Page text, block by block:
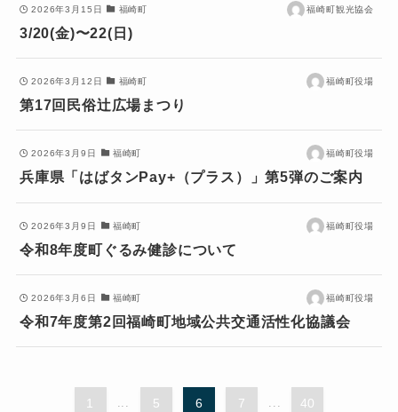
2026年3月15日 福崎町 福崎町観光協会
3/20(金)〜22(日)
2026年3月12日 福崎町 福崎町役場
第17回民俗辻広場まつり
2026年3月9日 福崎町 福崎町役場
兵庫県「はばタンPay+（プラス）」第5弾のご案内
2026年3月9日 福崎町 福崎町役場
令和8年度町ぐるみ健診について
2026年3月6日 福崎町 福崎町役場
令和7年度第2回福崎町地域公共交通活性化協議会
1 ... 5 6 7 ... 40